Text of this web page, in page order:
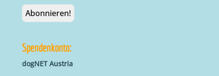
Spendenkonto:
dogNET Austria